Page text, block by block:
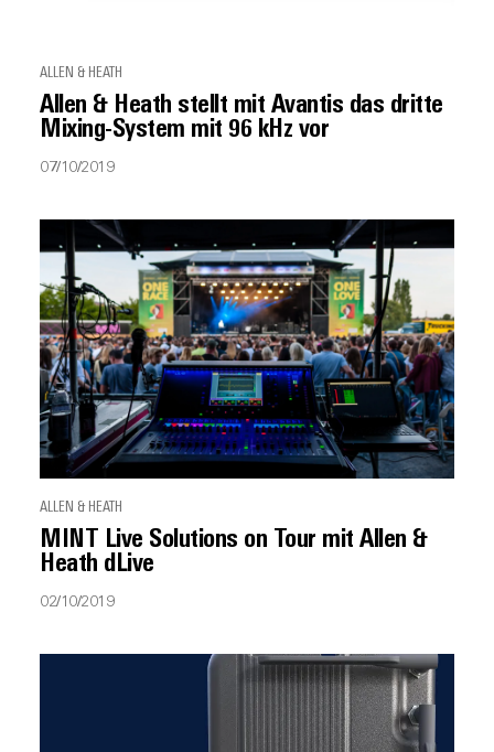
ALLEN & HEATH
Allen & Heath stellt mit Avantis das dritte
Mixing-System mit 96 kHz vor
07/10/2019
ALLEN & HEATH
MINT Live Solutions on Tour mit Allen &
Heath dLive
02/10/2019